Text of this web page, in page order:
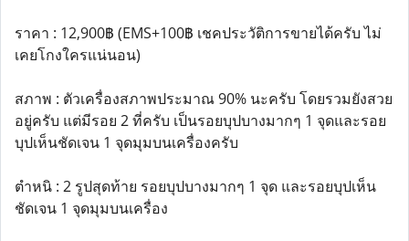
ราคา : 12,900฿ (EMS+100฿ เชคประวัติการขายได้ครับ ไม่
เคยโกงใครแน่นอน)
สภาพ : ตัวเครื่องสภาพประมาณ 90% นะครับ โดยรวมยังสวย
อยู่ครับ แต่มีรอย 2 ที่ครับ เป็นรอยบุปบางมากๆ 1 จุดและรอย
บุปเห็นชัดเจน 1 จุดมุมบนเครื่องครับ
ตำหนิ : 2 รูปสุดท้าย รอยบุปบางมากๆ 1 จุด และรอยบุปเห็น
ชัดเจน 1 จุดมุมบนเครื่อง